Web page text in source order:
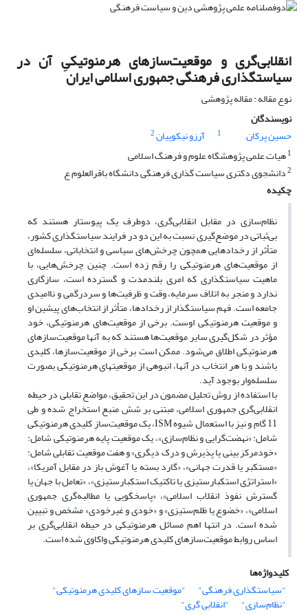
انقلابی‌گری و موقعیت‌سازهای هرمنوتیکیِ آن در
سیاستگذاری فرهنگی جمهوری اسلامی ایران
نوع مقاله : مقاله پژوهشی
نویسندگان
حسین پرکان
1 آرزو نیکوییان2
1هیات علمی پژوهشگاه علوم و فرهنگ اسلامی
2دانشجوی دکتری سیاست گذاری فرهنگی دانشگاه باقرالعلوم ع
چکیده
نظام‌سازی در مقابل انقلابی‌گری، دوطرف یک پیوستار هستند که
بی‌ثباتی در موضع‌گیری نسبت به این دو در فرایند سیاستگذاری کشور،
متأثر از رخدادهایی همچون چرخش‌های سیاسی و انتخاباتی، سلسله‌ای
از موقعیت‌های هرمنوتیکی را رقم زده است. چنین چرخش‌هایی، با
ماهیت سیاستگذاری که امری بلندمدت و گسترده است، سازگاری
ندارد و منجر به اتلاف سرمایه، وقت و ظرفیت‌ها و سردرگمی و ناامیدی
جامعه است. فهم سیاستگذار از رخدادها، متأثر از انتخاب‌های پیشین او
و موقعیت هرمنوتیکی اوست. برخی از موقعیت‌های هرمنوتیکی، خود
مؤثر در شکل‌گیری سایر موقعیت‌ها هستند که به آنها موقعیت‌سازهای
هرمنوتیکی اطلاق می‌شود. ممکن است برخی از موقعیت‌سازها، کلیدی
باشند و با هر انتخاب در آنها، انبوهی از موقعیتهای هرمنوتیکی بصورت
سلسله‌وار بوجود آید.
با استفاده از روش تحلیل مضمون در این تحقیق، مواضع تقابلی در حیطه
انقلابی‌گری جمهوری اسلامی، مبتنی بر شش منبع استخراج شده و طی
11 گام و نیز با استعمال شیوه ISM، یک موقعیت‌سازِ کلیدی هرمنوتیکی
شامل: «نهضت‌گرایی و نظام‌سازی»، یک موقعیت پایه هرمنوتیکی شامل:
«خودمرکز بینی یا پذیرش و درک دیگری» و هفت موقعیت تقابلی شامل:
«مستکبر یا قدرت جهانی»، «گارد بسته یا آغوش باز در مقابل آمریکا»،
«استراتژی استکبارستیزی یا تاکتیک استکبارستیزی»، «تعامل با جهان یا
گسترش نفوذ انقلاب اسلامی»، «پاسخگویی یا مطالبه‌گری جمهوری
اسلامی»، «خضوع یا ظلم‌ستیزی» و «خودی و غیرخودی» مشخص و تبیین
شده است. در انتها اهم مسائل هرمنوتیکی در حیطه انقلابی‌گری بر
اساس روابط موقعیت‌سازهای کلیدی هرمنوتیکی واکاوی شده است.
کلیدواژه‌ها
"سیاستگذاری فرهنگی"
"موقعیت سازهای کلیدی هرمنوتیکی"
"نظام‌سازی" "انقلابی گری"